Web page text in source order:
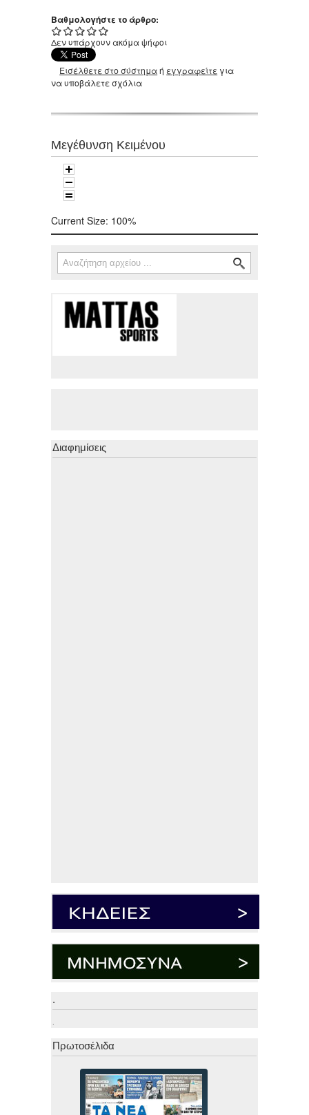
Βαθμολογήστε το άρθρο:
Δεν υπάρχουν ακόμα ψήφοι
Εισέλθετε στο σύστημαή εγγραφείτε για
να υποβάλετε σχόλια
Μεγέθυνση Κειμένου
Current Size: 100%
Φόρμα αναζήτησης
Αναζήτηση
Διαφημίσεις
.
.
Πρωτοσέλιδα